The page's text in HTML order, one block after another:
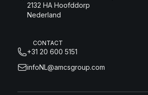
2132 HA Hoofddorp
Nederland
CONTACT
+31 20 600 5151
infoNL@amcsgroup.com